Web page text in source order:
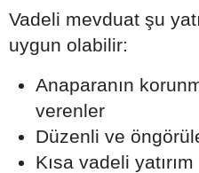
Vadeli mevduat şu
uygun olabilir:
Anaparanın
verenler
Düzenli ve
Kısa vadeli